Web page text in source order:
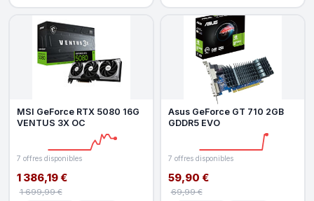
MSI GeForce RTX 5080 16G
VENTUS 3X OC
7 offres disponibles
1 386,19 €
1 699,99 €
Asus GeForce GT 710 2GB
GDDR5 EVO
7 offres disponibles
59,90 €
69,99 €